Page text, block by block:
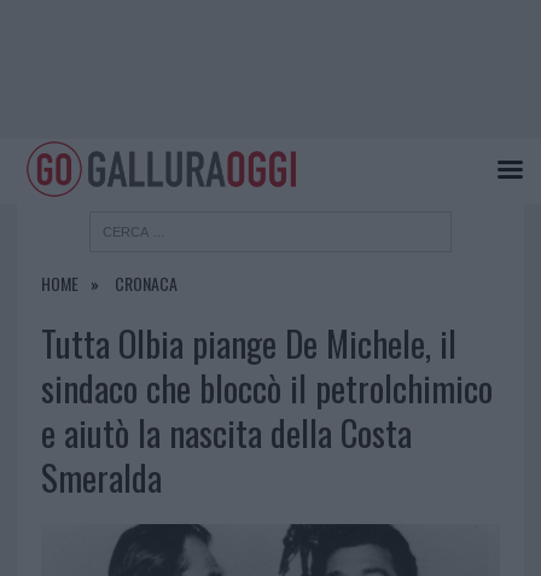
HOME CRONACA
Tutta Olbia piange De Michele, il
sindaco che bloccò il petrolchimico
e aiutò la nascita della Costa
Smeralda